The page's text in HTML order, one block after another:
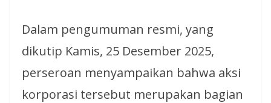
Dalam pengumuman resmi, yang
dikutip Kamis, 25 Desember 2025,
perseroan menyampaikan bahwa aksi
korporasi tersebut merupakan bagian